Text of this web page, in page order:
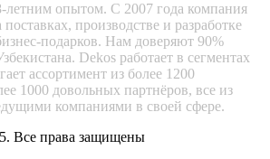
летним опытом. С 2007 года компания
производстве и разработке
подарков. Нам доверяют 90%
Dekos работает в сегментах
ассортимент из более 1200
1000 довольных партнёров, все из
компаниями в своей сфере.
Все права защищены